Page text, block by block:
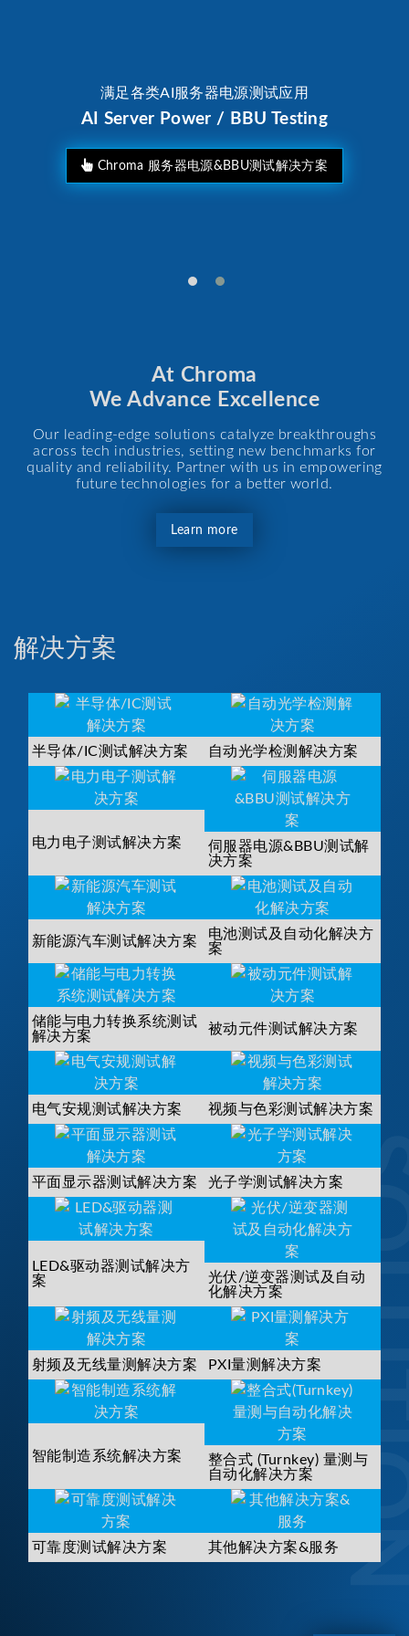
满足各类AI服务器电源测试应用
AI Server Power / BBU Testing
Chroma 服务器电源&BBU测试解决方案
At Chroma
We Advance Excellence
Our leading-edge solutions catalyze breakthroughs
across tech industries, setting new benchmarks for
quality and reliability. Partner with us in empowering
future technologies for a better world.
Learn more
解决方案
半导体/IC测试解决方案 自动光学检测解决方案
电力电子测试解决方案
伺服器电源&BBU测试解
决方案
新能源汽车测试解决方案
电池测试及自动化解决方
案
储能与电力转换系统测试
解决方案
被动元件测试解决方案
电气安规测试解决方案 视频与色彩测试解决方案
平面显示器测试解决方案 光子学测试解决方案
LED&驱动器测试解决方
案
光伏/逆变器测试及自动
化解决方案
射频及无线量测解决方案 PXI量测解决方案
智能制造系统解决方案
整合式 (Turnkey) 量测与
自动化解决方案
可靠度测试解决方案 其他解决方案&服务